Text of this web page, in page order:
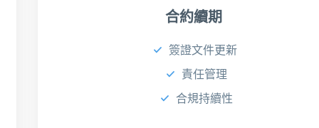
合約續期
簽證文件更新
責任管理
合規持續性